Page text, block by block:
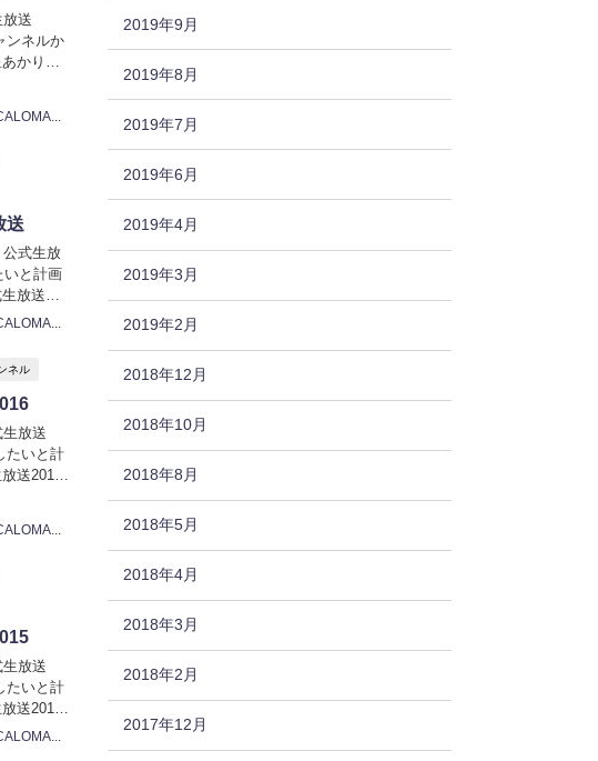
送
ンネルか
かり誕
送
公式生放
いと計画
放送
年06月
ネル
放送
たいと計
送2016
放送
たいと計
送2015
年12月
2019年9月
2019年8月
2019年7月
2019年6月
2019年4月
2019年3月
2019年2月
2018年12月
2018年10月
2018年8月
2018年5月
2018年4月
2018年3月
2018年2月
2017年12月